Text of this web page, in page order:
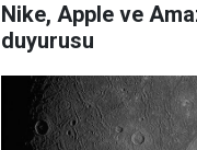
Nike, Apple ve
duyurusu